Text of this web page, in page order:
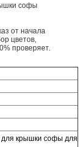
софы
от начала
цветов,
проверяет.
для крышки софы для